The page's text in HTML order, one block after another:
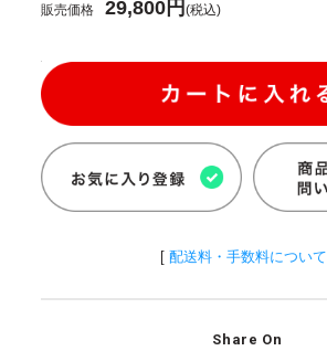
販売価格 29,800円(税込)
[ 配送料・手数料について
Share On